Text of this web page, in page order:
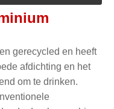
gerecycled en heeft
afdichting en het
om te drinken.